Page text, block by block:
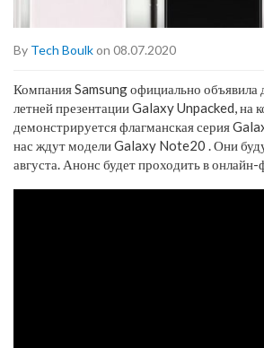
By Tech Boulkon 08.07.2020
Компания Samsung официально объявила
летней презентации Galaxy Unpacked, на
демонстрируется флагманская серия
нас ждут модели Galaxy Note20 . Они
августа. Анонс будет проходить в